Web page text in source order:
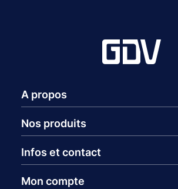
A propos
Nos produits
Infos et contact
Mon compte